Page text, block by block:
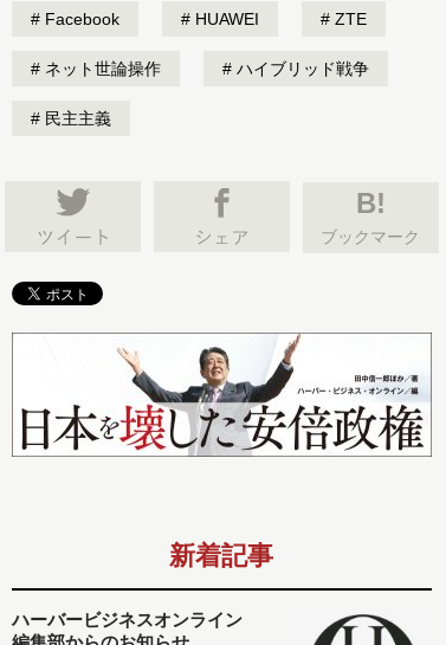
Facebook HUAWEI ZTE
ネット世論操作 ハイブリッド戦争
民主主義
B!
ブックマーク
新着記事
ハーバービジネスオンライン